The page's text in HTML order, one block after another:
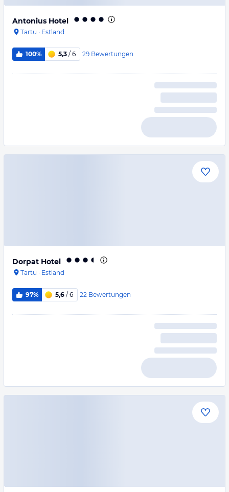
Antonius Hotel
Tartu · Estland
100% 5,3 / 6 29 Bewertungen
Dorpat Hotel
Tartu · Estland
97% 5,6 / 6 22 Bewertungen